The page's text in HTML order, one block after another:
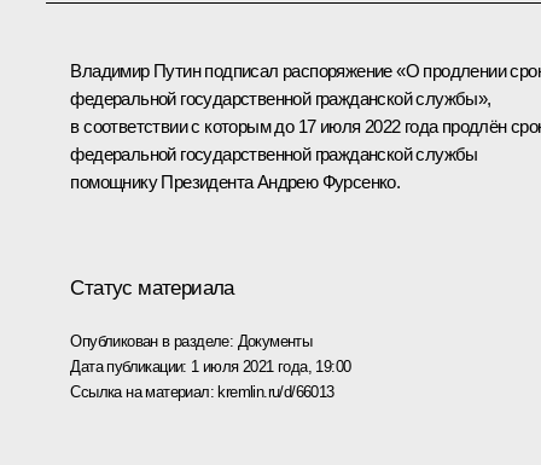
Владимир Путин подписал распоряжение «О продлении
федеральной государственной гражданской службы»,
в соответствии с которым до 17 июля 2022 года продлён
федеральной государственной гражданской службы
помощнику ПрезидентаАндрею Фурсенко.
Статус материала
Опубликован в разделе: Документы
Дата публикации: 1 июля 2021 года, 19:00
Ссылка на материал:kremlin.ru/d/66013